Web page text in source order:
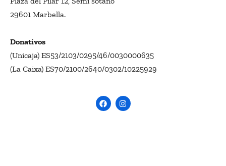
29601 Marbella.
Donativos
(Unicaja) ES53/2103/0295/46/0030000635
(La Caixa) ES70/2100/2640/0302/10225929